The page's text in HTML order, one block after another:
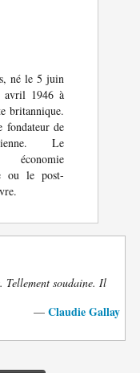
né le 5 juin
avril 1946 à
britannique.
fondateur de
Le
économie
ou le post-
Tellement soudaine. Il
— Claudie Gallay